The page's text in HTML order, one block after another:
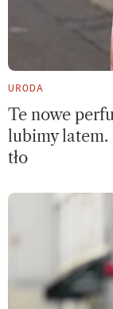
URODA
Te nowe
lubimy latem.
tło